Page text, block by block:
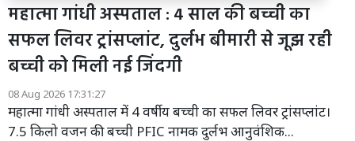
महात्मा गांधी अस्पताल : 4 साल की बच्ची का
सफल लिवर ट्रांसप्लांट, दुर्लभ बीमारी से जूझ रही
बच्ची को मिली नई जिंदगी
08 Aug 2026 17:31:27
महात्मा गांधी अस्पताल में 4 वर्षीय बच्ची का सफल लिवर ट्रांसप्लांट।
7.5 किलो वजन की बच्ची PFIC नामक दुर्लभ आनुवंशिक...